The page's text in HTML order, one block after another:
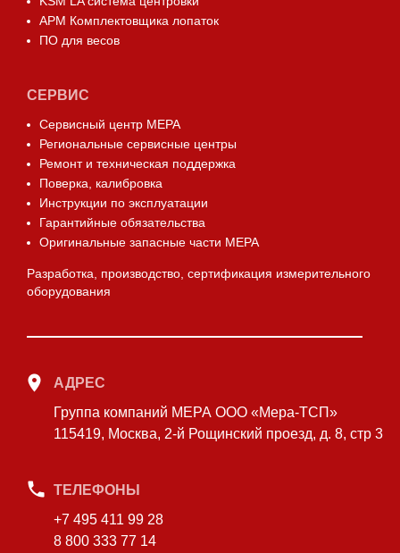
АРМ Комплектовщика лопаток
ПО для весов
СЕРВИС
Сервисный центр МЕРА
Региональные сервисные центры
Ремонт и техническая поддержка
Поверка, калибровка
Инструкции по эксплуатации
Гарантийные обязательства
Оригинальные запасные части МЕРА
Разработка, производство, сертификация измерительного
оборудования
АДРЕС
Группа компаний МЕРА ООО «Мера-ТСП»
115419, Москва, 2-й Рощинский проезд, д. 8, стр 3
ТЕЛЕФОНЫ
+7 495 411 99 28
8 800 333 77 14